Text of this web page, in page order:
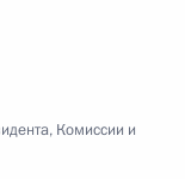
, Комиссии и